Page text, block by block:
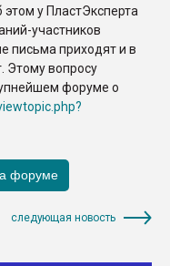
у ПластЭксперта
участников
письма приходят и в
Этому вопросу
форуме о
следующая новость